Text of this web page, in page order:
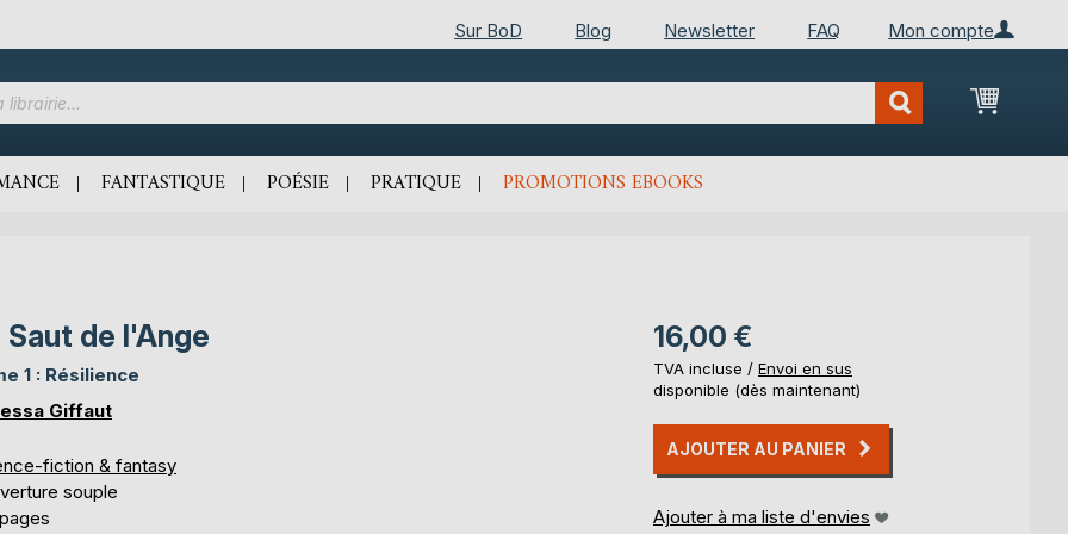
Mon compte
Sur BoD Blog Newsletter FAQ
Mon
FANTASTIQUE POÉSIE PRATIQUE PROMOTIONS EBOOKS
Saut de l'Ange
1 : Résilience
Giffaut
fiction & fantasy
souple
16,00 €
TVA incluse / Envoi en sus
disponible (dès maintenant)
AJOUTER AU PANIER
Ajouter à ma liste d'envies